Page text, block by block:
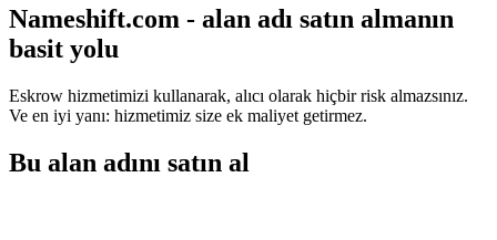
Nameshift.com - alan adı satın almanın
basit yolu
Eskrow hizmetimizi kullanarak, alıcı olarak hiçbir risk almazsınız.
Ve en iyi yanı: hizmetimiz size ek maliyet getirmez.
Bu alan adını satın al